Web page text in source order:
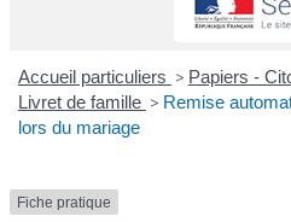
Accueil particuliers > Papiers -
Livret de famille > Remise
lors du mariage
Fiche pratique